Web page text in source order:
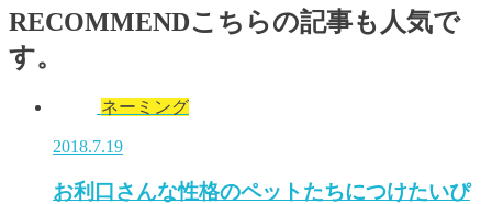
RECOMMENDこちらの記事も人気で
す。
ネーミング
2018.7.19
お利口さんな性格のペットたちにつけたいぴ